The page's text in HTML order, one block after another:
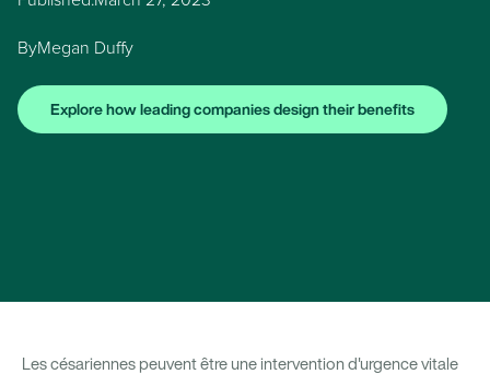
ByMegan Duffy
Explore how leading companies design their benefits
Les césariennes peuvent être une intervention d'urgence vitale